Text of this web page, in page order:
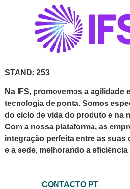
STAND: 253
Na IFS, promovemos a agilidade
tecnologia de ponta. Somos
do ciclo de vida do produto e na
Com a nossa plataforma, as
integração perfeita entre as suas
e a sede, melhorando a eficiência
CONTACTO PT